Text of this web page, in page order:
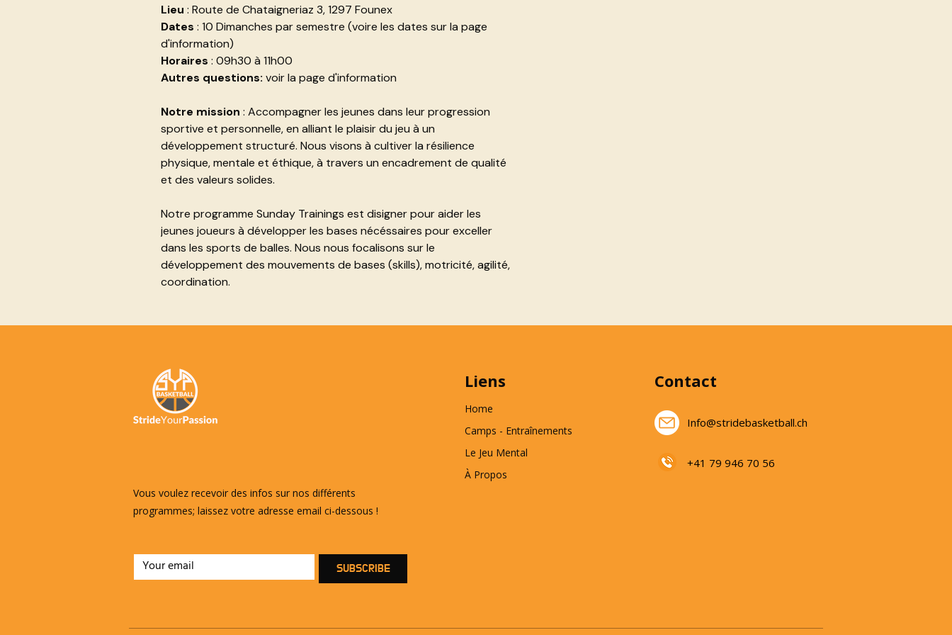
Lieu : Route de Chataigneriaz 3, 1297 Founex
Dates : 10 Dimanches par semestre (voire les dates sur la page
d'information)
Horaires : 09h30 à 11h00
Autres questions: voir la page d'information
Notre mission : Accompagner les jeunes dans leur progression
sportive et personnelle, en alliant le plaisir du jeu à un
développement structuré. Nous visons à cultiver la résilience
physique, mentale et éthique, à travers un encadrement de qualité
et des valeurs solides.
Notre programme Sunday Trainings est disigner pour aider les
jeunes joueurs à développer les bases nécéssaires pour exceller
dans les sports de balles. Nous nous focalisons sur le
développement des mouvements de bases (skills), motricité, agilité,
coordination.
Vous voulez recevoir des infos sur nos différents
programmes; laissez votre adresse email ci-dessous !
Liens
Home
Camps - Entraînements
​Le Jeu Mental
À Propos
Contact
Info@stridebasketball.ch
SUBSCRIBE
+41 79 946 70 56